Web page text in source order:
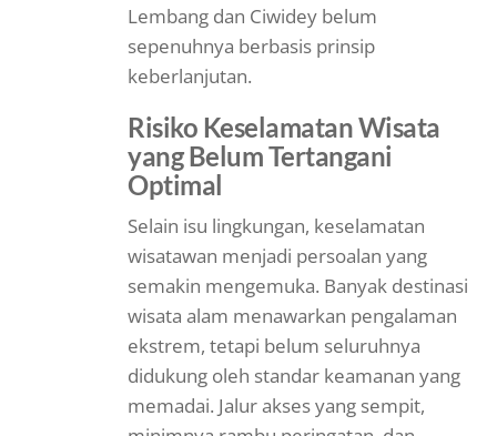
Lembang dan Ciwidey belum
sepenuhnya berbasis prinsip
keberlanjutan.
Risiko Keselamatan Wisata
yang Belum Tertangani
Optimal
Selain isu lingkungan, keselamatan
wisatawan menjadi persoalan yang
semakin mengemuka. Banyak destinasi
wisata alam menawarkan pengalaman
ekstrem, tetapi belum seluruhnya
didukung oleh standar keamanan yang
memadai. Jalur akses yang sempit,